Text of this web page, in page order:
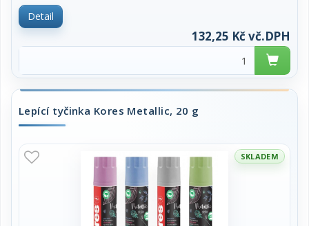
Detail
132,25 Kč vč.DPH
Lepící tyčinka Kores Metallic, 20 g
SKLADEM